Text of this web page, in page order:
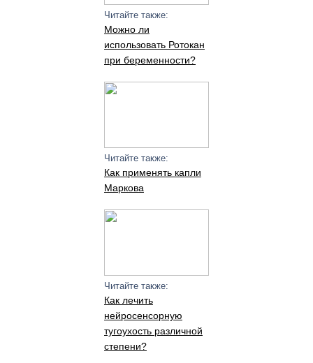
Читайте также:
Можно ли
использовать Ротокан
при беременности?
Читайте также:
Как применять капли
Маркова
Читайте также:
Как лечить
нейросенсорную
тугоухость различной
степени?